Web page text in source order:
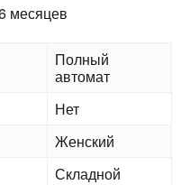
месяцев
Полный
автомат
Нет
Женский
Складной